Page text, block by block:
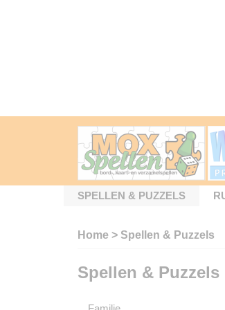
SPELLEN & PUZZELS
Home > Spellen & Puzzels
Spellen & Puzzels